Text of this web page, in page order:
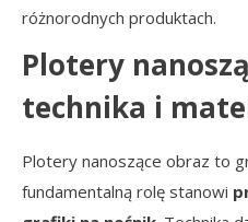
różnorodnych produktach.
Plotery
technika i
Plotery nanoszące obraz to
fundamentalną rolę stanowi